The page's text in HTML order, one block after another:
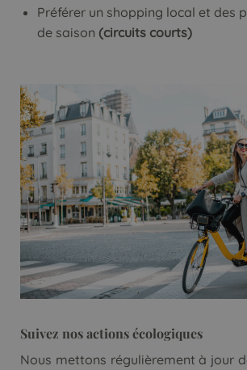
Préférer un shopping local et des
de saison (circuits courts)
Suivez nos actions écologiques
Nous mettons régulièrement à jour